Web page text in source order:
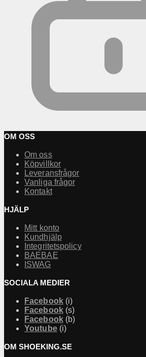
OM OSS
Om oss
Köpvillkor
Leveransfrågor
Vanliga frågor
Kontakt
HJÄLP
Mitt konto
Kundhjälp
Integritetspolicy
BAEBAE
ISWAG
SOCIALA MEDIER
Facebook(i)
Facebook(s)
Facebook(b)
Youtube(i)
OM SHOEKING.SE